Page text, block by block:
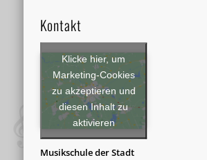
Kontakt
Klicke hier, um
Marketing-Cookies
zu akzeptieren und
diesen Inhalt zu
aktivieren
Musikschule der Stadt